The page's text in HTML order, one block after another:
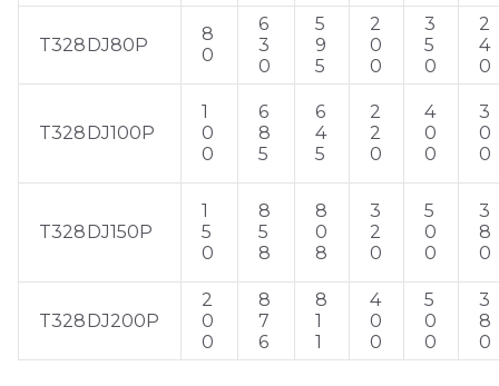
T328DJ80P
8
0
6
3
0
5
9
5
2
0
0
3
5
0
2
4
0
T328DJ100P
1
0
0
6
8
5
6
4
5
2
2
0
4
0
0
3
0
0
T328DJ150P
1
5
0
8
5
8
8
0
8
3
2
0
5
0
0
3
8
0
T328DJ200P
2
0
0
8
7
6
8
1
1
4
0
0
5
0
0
3
8
0